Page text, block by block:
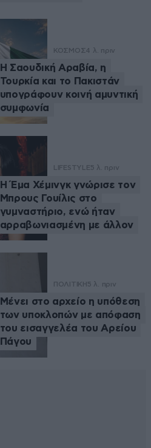
ΚΟΣΜΟΣ4 λ. πριν
Η Σαουδική Αραβία, η
Τουρκία και το Πακιστάν
υπογράφουν κοινή αμυντική
συμφωνία
LIFESTYLE5 λ. πριν
Η Έμα Χέμινγκ γνώρισε τον
Μπρους Γουίλις στο
γυμναστήριο, ενώ ήταν
αρραβωνιασμένη με άλλον
ΠΟΛΙΤΙΚΗ5 λ. πριν
Μένει στο αρχείο η υπόθεση
των υποκλοπών με απόφαση
του εισαγγελέα του Αρείου
Πάγου